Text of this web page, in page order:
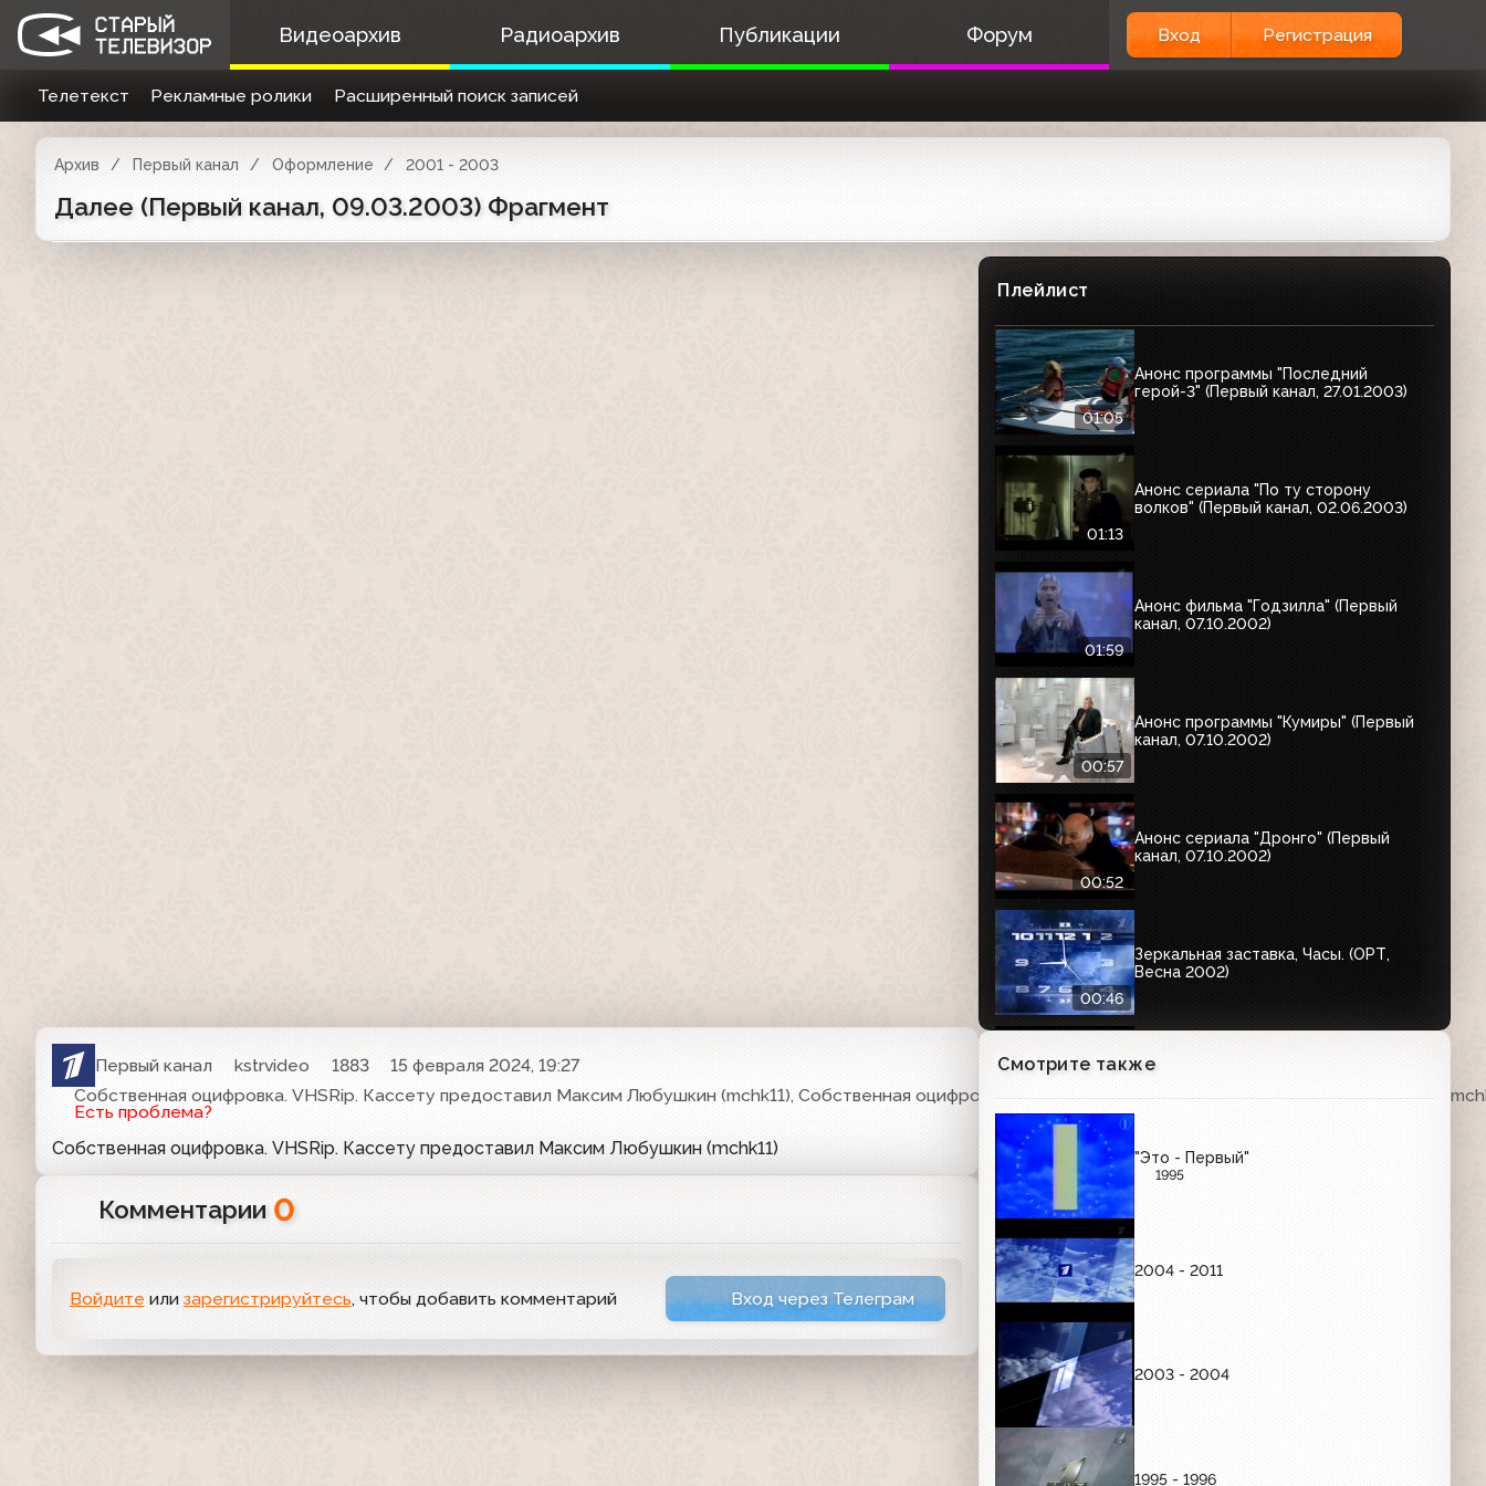
Видеоархив Радиоархив Публикации Форум Вход Регистрация
Телетекст Рекламные ролики Расширенный поиск записей
Архив Первый канал Оформление 2001 - 2003
Далее (Первый канал, 09.03.2003) Фрагмент
Первый канал kstrvideo 1883
15 февраля 2024, 19:27
Собственная оцифровка. VHSRip. Кассету предоставил Максим Любушкин (mchk11), Собственная оцифровка. VHSRip. Кассету предоставил Максим Любушкин
Есть проблема?
Собственная оцифровка. VHSRip. Кассету предоставил Максим Любушкин (mchk11)
Комментарии 0
Войдите или зарегистрируйтесь, чтобы добавить комментарий Вход через Телеграм
Плейлист
01:05
Анонс программы "Последний
герой-3" (Первый канал, 27.01.2003)
01:13
Анонс сериала "По ту сторону
волков" (Первый канал, 02.06.2003)
01:59
Анонс фильма "Годзилла" (Первый
канал, 07.10.2002)
00:57
Анонс программы "Кумиры" (Первый
канал, 07.10.2002)
00:52
Анонс сериала "Дронго" (Первый
канал, 07.10.2002)
00:46
Зеркальная заставка, Часы. (ОРТ,
Весна 2002)
00:03
Далее (ОРТ, 26.02.2002) Фрагмент
00:48
Заставка канала "Новый день"
00:49
00:05
Смотрите также
"Это - Первый"
1995
2004 - 2011
2003 - 2004
1995 - 1996